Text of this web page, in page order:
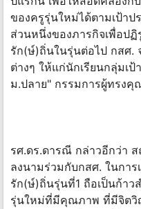
ของครูรุ่นใหม่ได้ตามเป้าป
ส่วนหนึ่งของภารกิจเพื่อป
รัก(ษ์)ถิ่นในรุ่นต่อไป กสศ.
ต่างๆ ให้แก่นักเรียนกลุ่มเ
ม.ปลาย" กรรมการผู้ทรง
รศ.ดร.ดารณี กล่าวอีกว่า
ลงนามร่วมกับกสศ. ในกา
รัก(ษ์)ถิ่นรุ่นที่1 ถือเป็นก้า
รุ่นใหม่ที่มีคุณภาพ ที่มีจิต